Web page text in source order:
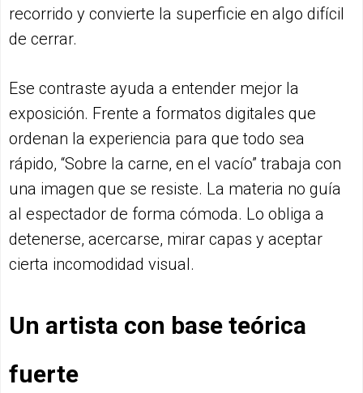
recorrido y convierte la superficie en algo difícil
de cerrar.
Ese contraste ayuda a entender mejor la
exposición. Frente a formatos digitales que
ordenan la experiencia para que todo sea
rápido, “Sobre la carne, en el vacío” trabaja con
una imagen que se resiste. La materia no guía
al espectador de forma cómoda. Lo obliga a
detenerse, acercarse, mirar capas y aceptar
cierta incomodidad visual.
Un artista con base teórica
fuerte